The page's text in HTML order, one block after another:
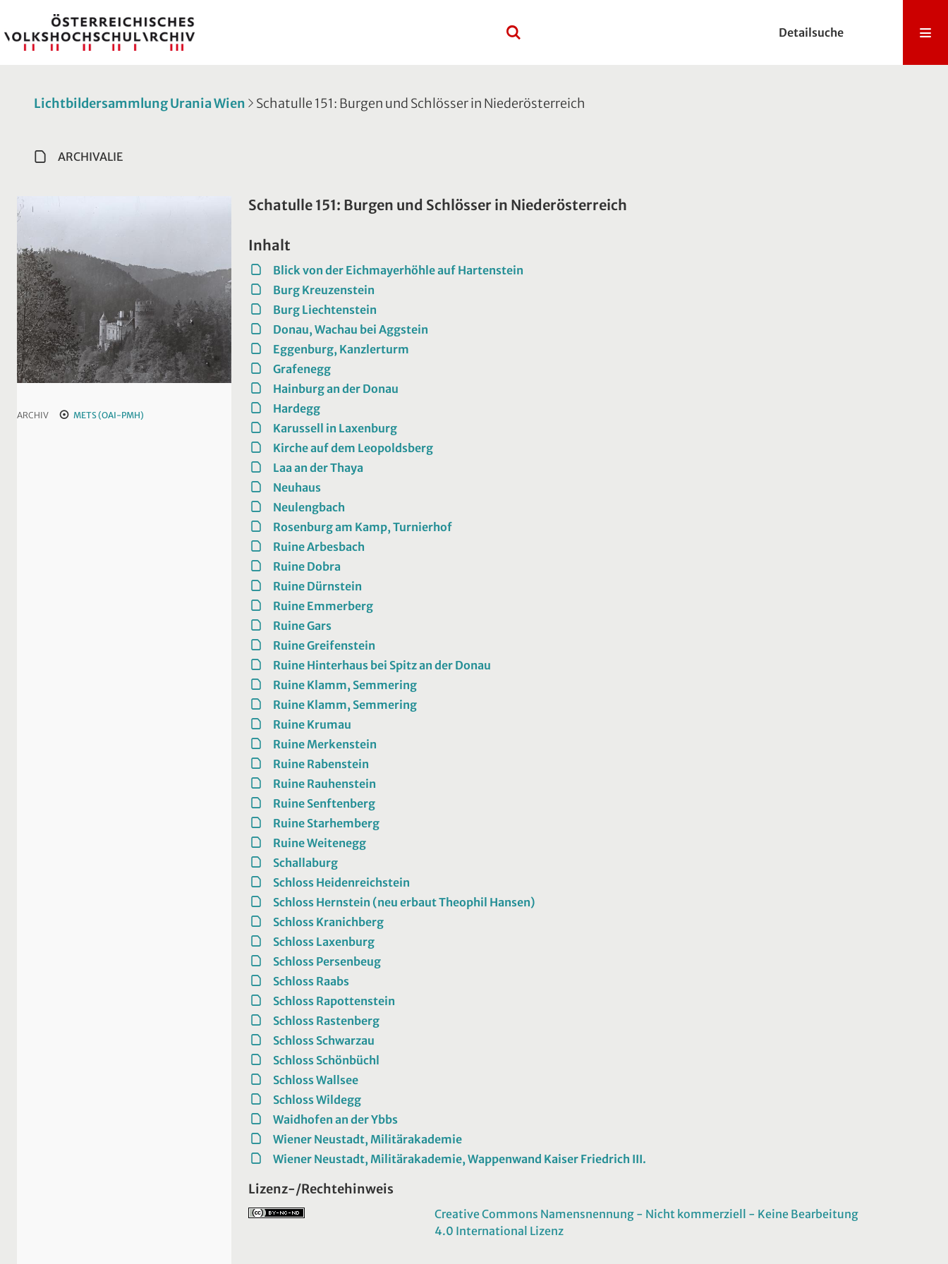
Detailsuche
Lichtbildersammlung Urania Wien Schatulle 151: Burgen und Schlösser in Niederösterreich
ARCHIVALIE
ARCHIV METS (OAI-PMH)
Schatulle 151: Burgen und Schlösser in Niederösterreich
Inhalt
Blick von der Eichmayerhöhle auf Hartenstein
Burg Kreuzenstein
Burg Liechtenstein
Donau, Wachau bei Aggstein
Eggenburg, Kanzlerturm
Grafenegg
Hainburg an der Donau
Hardegg
Karussell in Laxenburg
Kirche auf dem Leopoldsberg
Laa an der Thaya
Neuhaus
Neulengbach
Rosenburg am Kamp, Turnierhof
Ruine Arbesbach
Ruine Dobra
Ruine Dürnstein
Ruine Emmerberg
Ruine Gars
Ruine Greifenstein
Ruine Hinterhaus bei Spitz an der Donau
Ruine Klamm, Semmering
Ruine Klamm, Semmering
Ruine Krumau
Ruine Merkenstein
Ruine Rabenstein
Ruine Rauhenstein
Ruine Senftenberg
Ruine Starhemberg
Ruine Weitenegg
Schallaburg
Schloss Heidenreichstein
Schloss Hernstein (neu erbaut Theophil Hansen)
Schloss Kranichberg
Schloss Laxenburg
Schloss Persenbeug
Schloss Raabs
Schloss Rapottenstein
Schloss Rastenberg
Schloss Schwarzau
Schloss Schönbüchl
Schloss Wallsee
Schloss Wildegg
Waidhofen an der Ybbs
Wiener Neustadt, Militärakademie
Wiener Neustadt, Militärakademie, Wappenwand Kaiser Friedrich III.
Lizenz-/Rechtehinweis
Creative Commons Namensnennung - Nicht kommerziell - Keine Bearbeitung
4.0 International Lizenz